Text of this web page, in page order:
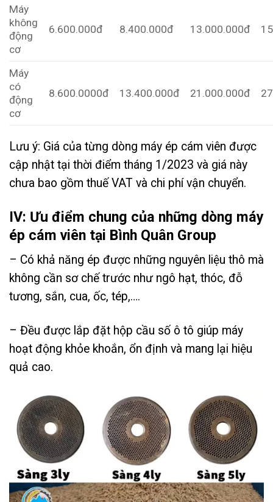
Máy
không
động
cơ
6.600.000đ 8.400.000đ 13.000.000đ
Máy
có
động
cơ
8.600.0000đ 13.400.000đ 21.000.000đ
Lưu ý: Giá của từng dòng máy ép cám viên được
cập nhật tại thời điểm tháng 1/2023 và giá này
chưa bao gồm thuế VAT và chi phí vận chuyển.
IV: Ưu điểm chung của những dòng máy
ép cám viên tại Bình Quân Group
– Có khả năng ép được những nguyên liệu thô mà
không cần sơ chế trước như ngô hạt, thóc, đỗ
tương, sắn, cua, ốc, tép,….
– Đều được lắp đặt hộp cầu số ô tô giúp máy
hoạt động khỏe khoắn, ổn định và mang lại hiệu
quả cao.